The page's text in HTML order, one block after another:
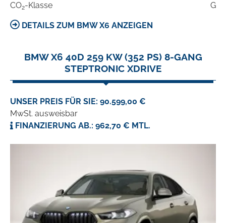
CO2-Klasse G
DETAILS ZUM BMW X6 ANZEIGEN
BMW X6 40D 259 KW (352 PS) 8-GANG
STEPTRONIC XDRIVE
UNSER PREIS FÜR SIE: 90.599,00 €
MwSt. ausweisbar
FINANZIERUNG AB.: 962,70 € MTL.